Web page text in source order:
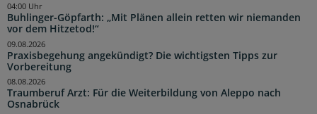
Buhlinger-Göpfarth: „Mit Plänen allein retten wir niemanden
vor dem Hitzetod!“
04:00 Uhr
Praxisbegehung angekündigt? Die wichtigsten Tipps zur
Vorbereitung
09.08.2026
Traumberuf Arzt: Für die Weiterbildung von Aleppo nach
Osnabrück
08.08.2026